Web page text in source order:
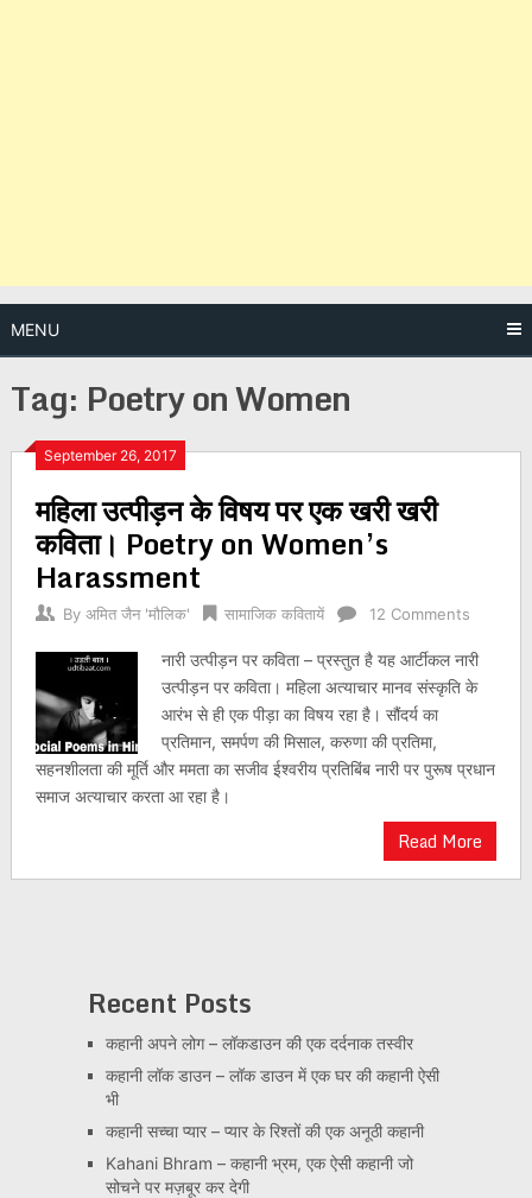
MENU
Tag: Poetry on Women
September 26, 2017
महिला उत्पीड़न के विषय पर एक खरी खरी
कविता। Poetry on Women’s
Harassment
By अमित जैन 'मौलिक' सामाजिक कवितायें 12 Comments
नारी उत्पीड़न पर कविता – प्रस्तुत है यह आर्टीकल नारी
उत्पीड़न पर कविता। महिला अत्याचार मानव संस्कृति के
आरंभ से ही एक पीड़ा का विषय रहा है। सौंदर्य का
प्रतिमान, समर्पण की मिसाल, करुणा की प्रतिमा,
सहनशीलता की मूर्ति और ममता का सजीव ईश्वरीय प्रतिबिंब नारी पर पुरूष प्रधान
समाज अत्याचार करता आ रहा है।
Read More
Posts
navigation
Recent Posts
कहानी अपने लोग – लॉकडाउन की एक दर्दनाक तस्वीर
कहानी लॉक डाउन – लॉक डाउन में एक घर की कहानी ऐसी
भी
कहानी सच्चा प्यार – प्यार के रिश्तों की एक अनूठी कहानी
Kahani Bhram – कहानी भ्रम, एक ऐसी कहानी जो
सोचने पर मज़बूर कर देगी